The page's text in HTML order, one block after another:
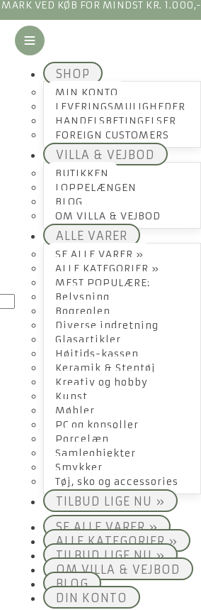
VED KØB FOR MINDST KR. 1.000,-
SHOP
MIN KONTO
LEVERINGSMULIGHEDER
HANDELSBETINGELSER
FOREIGN CUSTOMERS
VILLA & VEJBOD
BUTIKKEN
LOPPELÆNGEN
BLOG
OM VILLA & VEJBOD
ALLE VARER
SE ALLE VARER »
ALLE KATEGORIER »
MEST POPULÆRE:
Belysning
Bogreolen
Diverse indretning
Glasartikler
Højtids-kassen
Keramik & Stentøj
Kreativ og hobby
Kunst
Møbler
PC og konsoller
Porcelæn
Samleobjekter
Smykker
Tøj, sko og accessories
TILBUD LIGE NU »
SE ALLE VARER »
ALLE KATEGORIER »
TILBUD LIGE NU »
OM VILLA & VEJBOD
BLOG
DIN KONTO